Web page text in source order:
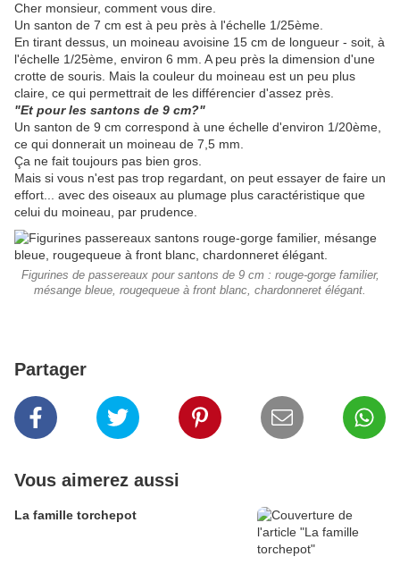
Cher monsieur, comment vous dire.
Un santon de 7 cm est à peu près à l'échelle 1/25ème.
En tirant dessus, un moineau avoisine 15 cm de longueur - soit, à
l'échelle 1/25ème, environ 6 mm. A peu près la dimension d'une
crotte de souris. Mais la couleur du moineau est un peu plus
claire, ce qui permettrait de les différencier d'assez près.
"Et pour les santons de 9 cm?"
Un santon de 9 cm correspond à une échelle d'environ 1/20ème,
ce qui donnerait un moineau de 7,5 mm.
Ça ne fait toujours pas bien gros.
Mais si vous n'est pas trop regardant, on peut essayer de faire un
effort... avec des oiseaux au plumage plus caractéristique que
celui du moineau, par prudence.
Figurines de passereaux pour santons de 9 cm : rouge-gorge familier,
mésange bleue, rougequeue à front blanc, chardonneret élégant.
Partager
Vous aimerez aussi
La famille torchepot